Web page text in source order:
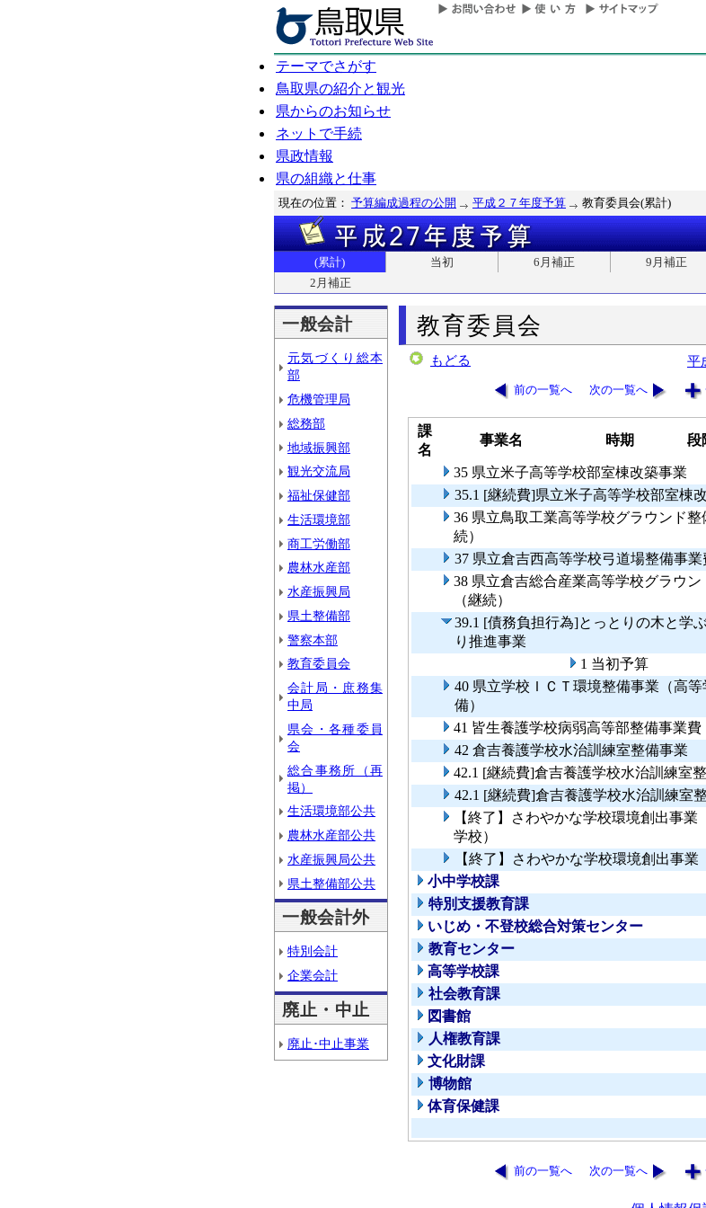
テーマでさがす
鳥取県の紹介と観光
県からのお知らせ
ネットで手続
県政情報
県の組織と仕事
現在の位置： 予算編成過程の公開 平成２７年度予算 教育委員会(累計)
(累計) 当初 6月補正 9月補正
2月補正
一般会計
元気づくり総本
部
危機管理局
総務部
地域振興部
観光交流局
福祉保健部
生活環境部
商工労働部
農林水産部
水産振興局
県土整備部
警察本部
教育委員会
会計局・庶務集
中局
県会・各種委員
会
総合事務所（再
掲）
生活環境部公共
農林水産部公共
水産振興局公共
県土整備部公共
一般会計外
特別会計
企業会計
廃止・中止
廃止･中止事業
教育委員会
もどる 平
前の一覧へ 次の一覧へ
課
名
事業名 時期 段
35 県立米子高等学校部室棟改築事業
35.1 [継続費]県立米子高等学校部室棟
36 県立鳥取工業高等学校グラウンド整
続）
37 県立倉吉西高等学校弓道場整備事業
38 県立倉吉総合産業高等学校グラウ
（継続）
39.1 [債務負担行為]とっとりの木と学
り推進事業
1 当初予算
40 県立学校ＩＣＴ環境整備事業（高
備）
41 皆生養護学校病弱高等部整備事業費
42 倉吉養護学校水治訓練室整備事業
42.1 [継続費]倉吉養護学校水治訓練室
42.1 [継続費]倉吉養護学校水治訓練室
【終了】さわやかな学校環境創出事業
学校）
【終了】さわやかな学校環境創出事業
小中学校課
特別支援教育課
いじめ・不登校総合対策センター
教育センター
高等学校課
社会教育課
図書館
人権教育課
文化財課
博物館
体育保健課
前の一覧へ 次の一覧へ